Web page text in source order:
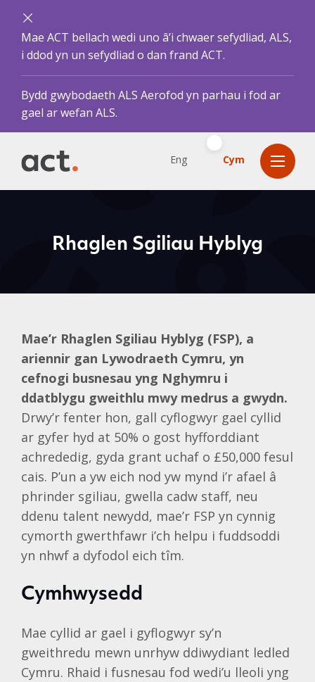
Mae ACT bellach wedi uno â’i chwaer sefydliad, ALS,
i ddod yn un sefydliad o dan frand ACT.
Bydd gwybodaeth ALS Aerofod yn parhau i fod ar
gael ar wefan ALS.
Eng Cym
Rhaglen Sgiliau Hyblyg
Mae’r Rhaglen Sgiliau Hyblyg (FSP), a
ariennir gan Lywodraeth Cymru, yn
cefnogi busnesau yng Nghymru i
ddatblygu gweithlu mwy medrus a gwydn.
Drwy’r fenter hon, gall cyflogwyr gael cyllid
ar gyfer hyd at 50% o gost hyfforddiant
achrededig, gyda grant uchaf o £50,000 fesul
cais. P’un a yw eich nod yw mynd i’r afael â
phrinder sgiliau, gwella cadw staff, neu
ddenu talent newydd, mae’r FSP yn cynnig
cymorth gwerthfawr i’ch helpu i fuddsoddi
yn nhwf a dyfodol eich tîm.
Cymhwysedd
Mae cyllid ar gael i gyflogwyr sy’n
gweithredu mewn unrhyw ddiwydiant ledled
Cymru. Rhaid i fusnesau fod wedi’u lleoli yng